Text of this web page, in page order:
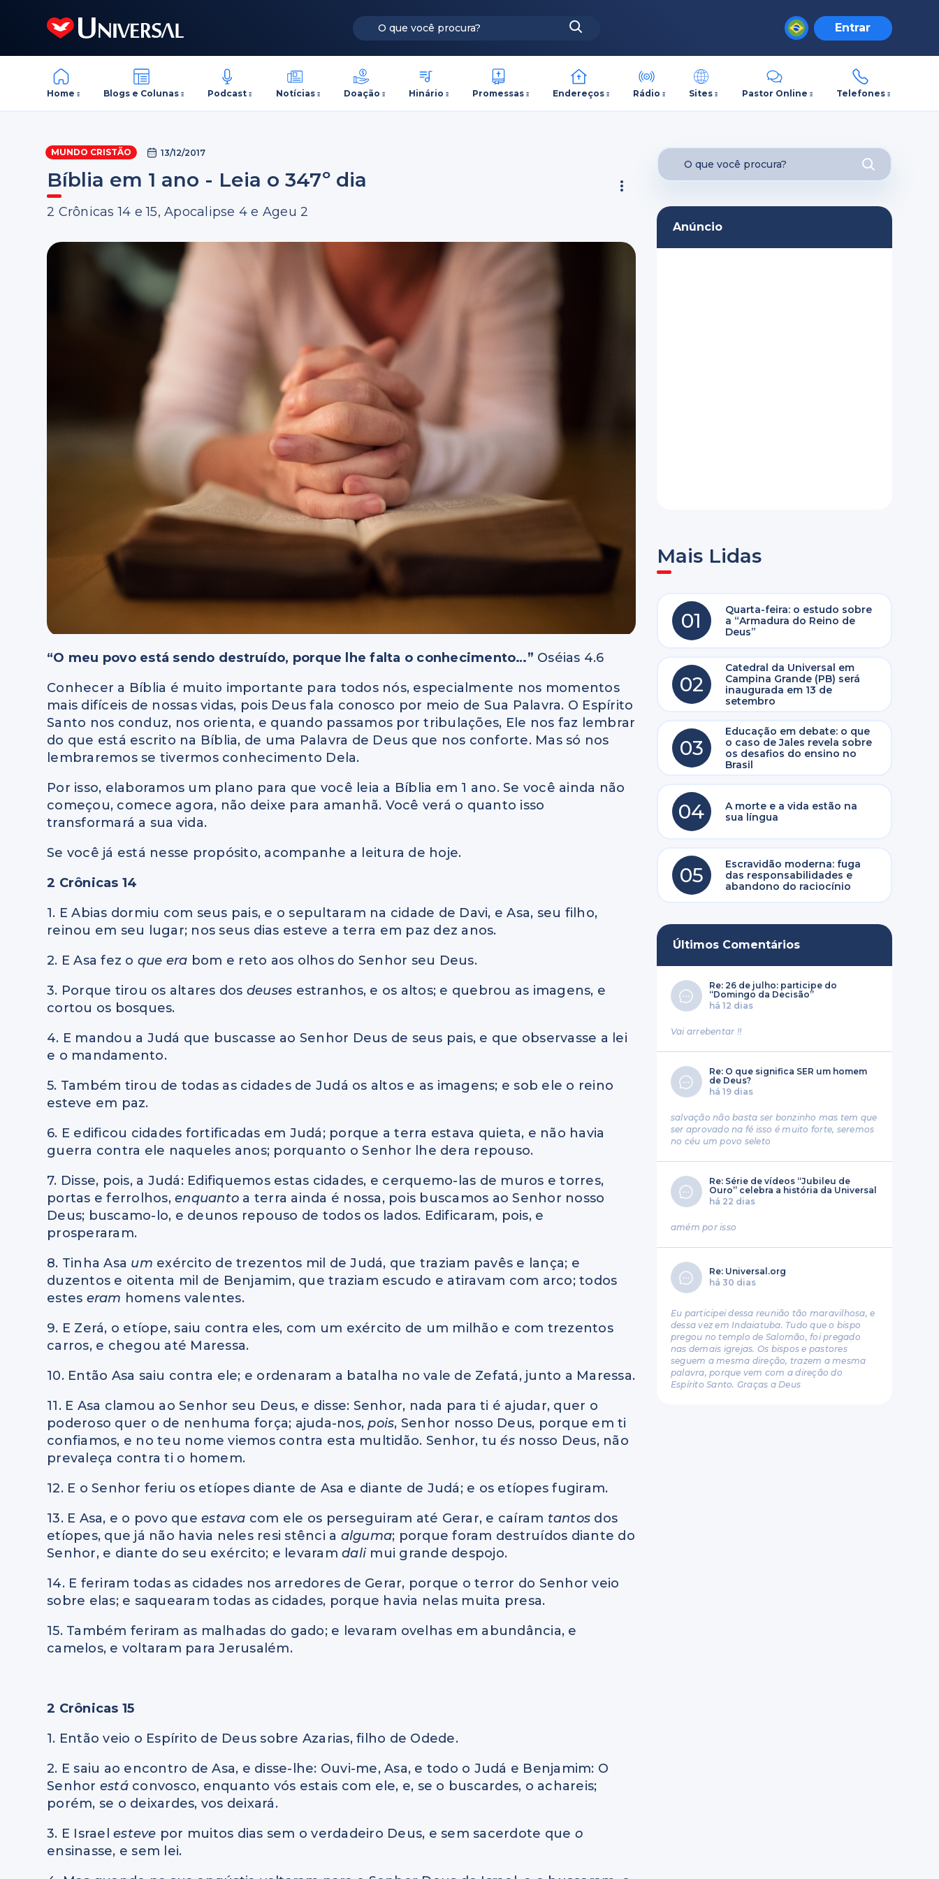
Entrar
Home Blogs e Colunas Podcast Notícias Doação Hinário Promessas Endereços Rádio Sites Pastor Online Telefones
MUNDO CRISTÃO 13/12/2017
Bíblia em 1 ano - Leia o 347º dia
2 Crônicas 14 e 15, Apocalipse 4 e Ageu 2
“O meu povo está sendo destruído, porque lhe falta o conhecimento…” Oséias 4.6
Conhecer a Bíblia é muito importante para todos nós, especialmente nos momentos
mais difíceis de nossas vidas, pois Deus fala conosco por meio de Sua Palavra. O Espírito
Santo nos conduz, nos orienta, e quando passamos por tribulações, Ele nos faz lembrar
do que está escrito na Bíblia, de uma Palavra de Deus que nos conforte. Mas só nos
lembraremos se tivermos conhecimento Dela.
Por isso, elaboramos um plano para que você leia a Bíblia em 1 ano. Se você ainda não
começou, comece agora, não deixe para amanhã. Você verá o quanto isso
transformará a sua vida.
Se você já está nesse propósito, acompanhe a leitura de hoje.
2 Crônicas 14
1. E Abias dormiu com seus pais, e o sepultaram na cidade de Davi, e Asa, seu filho,
reinou em seu lugar; nos seus dias esteve a terra em paz dez anos.
2. E Asa fez o que era bom e reto aos olhos do Senhor seu Deus.
3. Porque tirou os altares dos deuses estranhos, e os altos; e quebrou as imagens, e
cortou os bosques.
4. E mandou a Judá que buscasse ao Senhor Deus de seus pais, e que observasse a lei
e o mandamento.
5. Também tirou de todas as cidades de Judá os altos e as imagens; e sob ele o reino
esteve em paz.
6. E edificou cidades fortificadas em Judá; porque a terra estava quieta, e não havia
guerra contra ele naqueles anos; porquanto o Senhor lhe dera repouso.
7. Disse, pois, a Judá: Edifiquemos estas cidades, e cerquemo-las de muros e torres,
portas e ferrolhos,enquanto a terra ainda é nossa, pois buscamos ao Senhor nosso
Deus; buscamo-lo, e deunos repouso de todos os lados. Edificaram, pois, e
prosperaram.
8. Tinha Asa um exército de trezentos mil de Judá, que traziam pavês e lança; e
duzentos e oitenta mil de Benjamim, que traziam escudo e atiravam com arco; todos
estes eram homens valentes.
9. E Zerá, o etíope, saiu contra eles, com um exército de um milhão e com trezentos
carros, e chegou até Maressa.
10. Então Asa saiu contra ele; e ordenaram a batalha no vale de Zefatá, junto a Maressa.
11. E Asa clamou ao Senhor seu Deus, e disse: Senhor, nada para ti é ajudar, quer o
poderoso quer o de nenhuma força; ajuda-nos,pois, Senhor nosso Deus, porque em ti
confiamos, e no teu nome viemos contra esta multidão. Senhor, tués nosso Deus, não
prevaleça contra ti o homem.
12. E o Senhor feriu os etíopes diante de Asa e diante de Judá; e os etíopes fugiram.
13. E Asa, e o povo queestava com ele os perseguiram até Gerar, e caíram tantos dos
etíopes, que já não havia neles resi stênci a alguma; porque foram destruídos diante do
Senhor, e diante do seu exército; e levaramdali mui grande despojo.
14. E feriram todas as cidades nos arredores de Gerar, porque o terror do Senhor veio
sobre elas; e saquearam todas as cidades, porque havia nelas muita presa.
15. Também feriram as malhadas do gado; e levaram ovelhas em abundância, e
camelos, e voltaram para Jerusalém.
2 Crônicas 15
1. Então veio o Espírito de Deus sobre Azarias, filho de Odede.
2. E saiu ao encontro de Asa, e disse-lhe: Ouvi-me, Asa, e todo o Judá e Benjamim: O
Senhor está convosco, enquanto vós estais com ele, e, se o buscardes, o achareis;
porém, se o deixardes, vos deixará.
3. E Israelesteve por muitos dias sem o verdadeiro Deus, e sem sacerdote que o
ensinasse, e sem lei.
Anúncio
Mais Lidas
01
Quarta-feira: o estudo sobre
a “Armadura do Reino de
Deus”
02
Catedral da Universal em
Campina Grande (PB) será
inaugurada em 13 de
setembro
03
Educação em debate: o que
o caso de Jales revela sobre
os desafios do ensino no
Brasil
04
A morte e a vida estão na
sua língua
05
Escravidão moderna: fuga
das responsabilidades e
abandono do raciocínio
Últimos Comentários
Re: 26 de julho: participe do
“Domingo da Decisão”
há 12 dias
Vai arrebentar !!
Re: O que significa SER um homem
de Deus?
há 19 dias
salvação não basta ser bonzinho mas tem que
ser aprovado na fé isso é muito forte, seremos
no céu um povo seleto
Re: Série de vídeos “Jubileu de
Ouro” celebra a história da Universal
há 22 dias
amém por isso
Re: Universal.org
há 30 dias
Eu participei dessa reunião tão maravilhosa, e
dessa vez em Indaiatuba. Tudo que o bispo
pregou no templo de Salomão, foi pregado
nas demais igrejas. Os bispos e pastores
seguem a mesma direção, trazem a mesma
palavra, porque vem com a direção do
Espírito Santo. Graças a Deus